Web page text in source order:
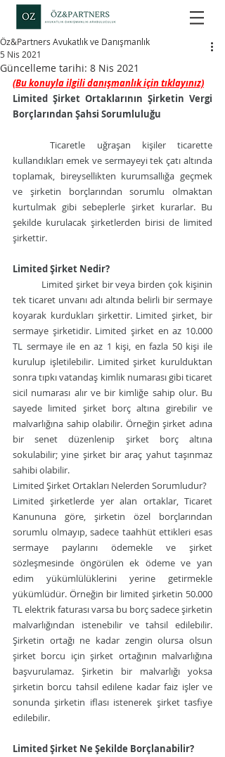
Öz&Partners Avukatlık ve Danışmanlık
5 Nis 2021
Güncelleme tarihi: 8 Nis 2021
(Bu konuyla ilgili danışmanlık için tıklayınız)
Limited Şirket Ortaklarının Şirketin Vergi
Borçlarından Şahsi Sorumluluğu
Ticaretle uğraşan kişiler ticarette
kullandıkları emek ve sermayeyi tek çatı altında
toplamak, bireysellikten kurumsallığa geçmek
ve şirketin borçlarından sorumlu olmaktan
kurtulmak gibi sebeplerle şirket kurarlar. Bu
şekilde kurulacak şirketlerden birisi de limited
şirkettir.
Limited Şirket Nedir?
Limited şirket bir veya birden çok kişinin
tek ticaret unvanı adı altında belirli bir sermaye
koyarak kurdukları şirkettir. Limited şirket, bir
sermaye şirketidir. Limited şirket en az 10.000
TL sermaye ile en az 1 kişi, en fazla 50 kişi ile
kurulup işletilebilir. Limited şirket kurulduktan
sonra tıpkı vatandaş kimlik numarası gibi ticaret
sicil numarası alır ve bir kimliğe sahip olur. Bu
sayede limited şirket borç altına girebilir ve
malvarlığına sahip olabilir. Örneğin şirket adına
bir senet düzenlenip şirket borç altına
sokulabilir; yine şirket bir araç yahut taşınmaz
sahibi olabilir.
Limited Şirket Ortakları Nelerden Sorumludur?
Limited şirketlerde yer alan ortaklar, Ticaret
Kanununa göre, şirketin özel borçlarından
sorumlu olmayıp, sadece taahhüt ettikleri esas
sermaye paylarını ödemekle ve şirket
sözleşmesinde öngörülen ek ödeme ve yan
edim yükümlülüklerini yerine getirmekle
yükümlüdür. Örneğin bir limited şirketin 50.000
TL elektrik faturası varsa bu borç sadece şirketin
malvarlığından istenebilir ve tahsil edilebilir.
Şirketin ortağı ne kadar zengin olursa olsun
şirket borcu için şirket ortağının malvarlığına
başvurulamaz. Şirketin bir malvarlığı yoksa
şirketin borcu tahsil edilene kadar faiz işler ve
sonunda şirketin iflası istenerek şirket tasfiye
edilebilir.
Limited Şirket Ne Şekilde Borçlanabilir?